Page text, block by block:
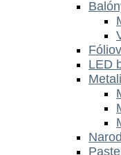
LED